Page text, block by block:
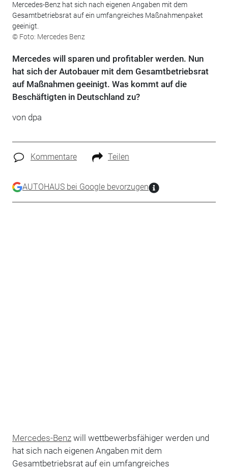
Mercedes-Benz hat sich nach eigenen Angaben mit dem
Gesamtbetriebsrat auf ein umfangreiches Maßnahmenpaket
geeinigt.
© Foto: Mercedes Benz
Mercedes will sparen und profitabler werden. Nun
hat sich der Autobauer mit dem Gesamtbetriebsrat
auf Maßnahmen geeinigt. Was kommt auf die
Beschäftigten in Deutschland zu?
von dpa
Kommentare Teilen
AUTOHAUS bei Google bevorzugen
Mercedes-Benzwill wettbewerbsfähiger werden und
hat sich nach eigenen Angaben mit dem
Gesamtbetriebsrat auf ein umfangreiches